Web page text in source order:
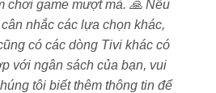
tỷ màu
, độ phủ màu đạt tới
sắc sống động và chính xác.
hôn ấm áp đến vùng tuyết trắng
rõ ràng và có chiều sâu.
chơi game mượt mà. 🙏 Nếu
nhắc các lựa chọn khác,
có các dòng Tivi khác có
với ngân sách của bạn, vui
tôi biết thêm thông tin để